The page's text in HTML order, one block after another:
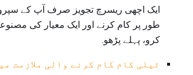
ایک اچھی ریسرچ تجویز صرف آپ کے
طور پر کام کرنے اور ایک معیار کی
کرو، پہلے پڑھو.
ٹیلی کام کام کرنے والی ملازمت